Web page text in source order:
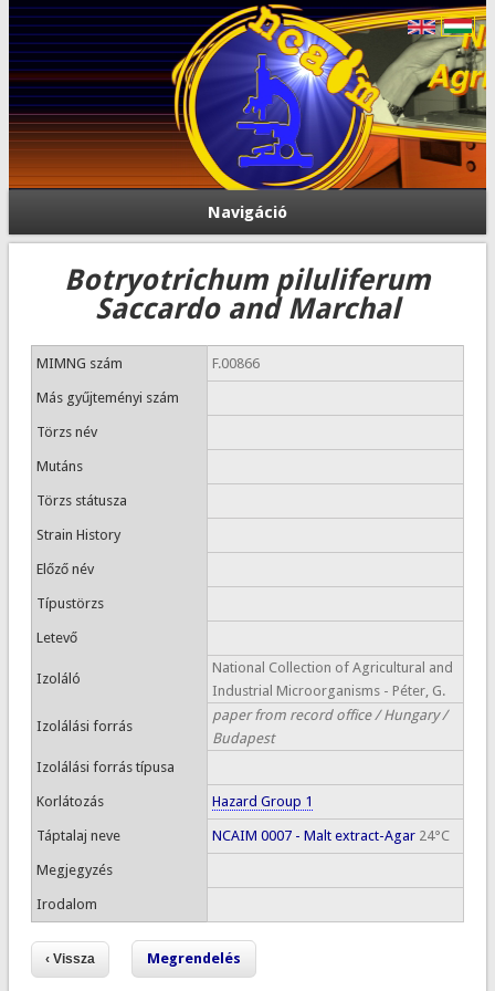
Navigáció
Botryotrichum piluliferum
Saccardo and Marchal
MIMNG szám F.00866
Más gyűjteményi szám
Törzs név
Mutáns
Törzs státusza
Strain History
Előző név
Típustörzs
Letevő
Izoláló
National Collection of Agricultural and
Industrial Microorganisms - Péter, G.
Izolálási forrás
paper from record office / Hungary /
Budapest
Izolálási forrás típusa
Korlátozás Hazard Group 1
Táptalaj neve NCAIM 0007 - Malt extract-Agar24°C
Megjegyzés
Irodalom
Megrendelés